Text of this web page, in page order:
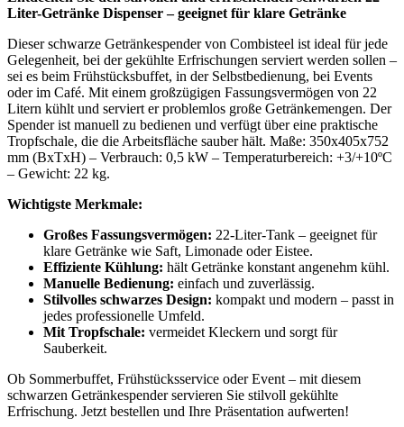
Liter-Getränke Dispenser – geeignet für klare Getränke
Dieser schwarze Getränkespender von Combisteel ist ideal für jede
Gelegenheit, bei der gekühlte Erfrischungen serviert werden sollen –
sei es beim Frühstücksbuffet, in der Selbstbedienung, bei Events
oder im Café. Mit einem großzügigen Fassungsvermögen von 22
Litern kühlt und serviert er problemlos große Getränkemengen. Der
Spender ist manuell zu bedienen und verfügt über eine praktische
Tropfschale, die die Arbeitsfläche sauber hält. Maße: 350x405x752
mm (BxTxH) – Verbrauch: 0,5 kW – Temperaturbereich: +3/+10ºC
– Gewicht: 22 kg.
Wichtigste Merkmale:
Großes Fassungsvermögen: 22-Liter-Tank – geeignet für
klare Getränke wie Saft, Limonade oder Eistee.
Effiziente Kühlung: hält Getränke konstant angenehm kühl.
Manuelle Bedienung: einfach und zuverlässig.
Stilvolles schwarzes Design: kompakt und modern – passt in
jedes professionelle Umfeld.
Mit Tropfschale: vermeidet Kleckern und sorgt für
Sauberkeit.
Ob Sommerbuffet, Frühstücksservice oder Event – mit diesem
schwarzen Getränkespender servieren Sie stilvoll gekühlte
Erfrischung. Jetzt bestellen und Ihre Präsentation aufwerten!